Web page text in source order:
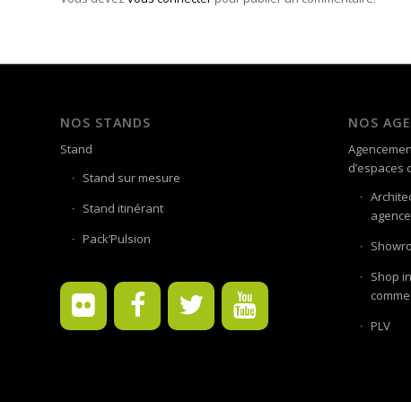
NOS STANDS
Stand
Stand sur mesure
Stand itinérant
Pack’Pulsion
NOS
d’espaces
Shop
PLV